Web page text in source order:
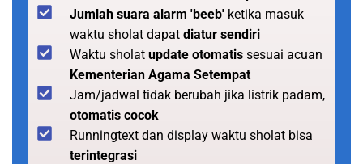
Jumlah suara alarm 'beeb' ketika masuk
waktu sholat dapat diatur sendiri
Waktu sholat update otomatis sesuai acuan
Kementerian Agama Setempat
Jam/jadwal tidak berubah jika listrik padam,
otomatis cocok
Runningtext dan display waktu sholat bisa
terintegrasi